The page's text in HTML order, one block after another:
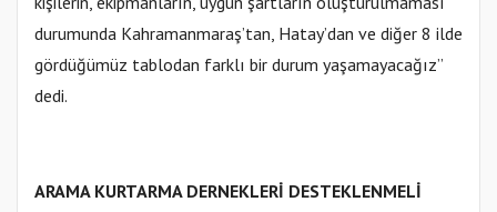
durumunda Kahramanmaraş’tan, Hatay’dan ve diğer 8 ilde
gördüğümüz tablodan farklı bir durum yaşamayacağız”
dedi.
ARAMA KURTARMA DERNEKLERİ DESTEKLENMELİ